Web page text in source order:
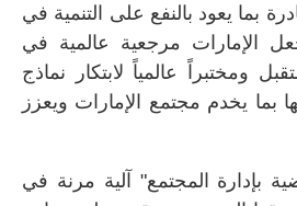
بما يعود بالنفع على التنمية في
الإمارات مرجعية عالمية في
ومختبراً عالمياً لابتكار نماذج
بما يخدم مجتمع الإمارات ويعزز
بإدارة المجتمع" آلية مرنة في